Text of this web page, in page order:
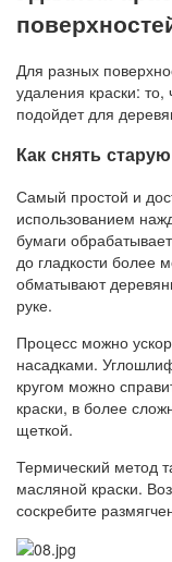
Для разных
удаления краски:
подойдет для
Как снять
Самый простой и
использованием
бумаги
до гладкости более
обматывают
руке.
Процесс можно
насадками.
кругом можно
краски, в более
щеткой.
Термический метод
масляной краски.
соскребите